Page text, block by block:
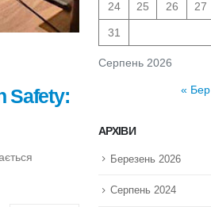
Safety:
Серпень 2026
24 25 26 27
31
« Бер
АРХІВИ
Березень 2026
Серпень 2024